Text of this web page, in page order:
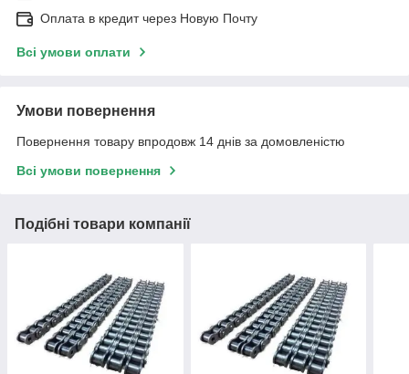
Оплата в кредит через Новую Почту
Всі умови оплати
Умови повернення
Повернення товару впродовж 14 днів за домовленістю
Всі умови повернення
Подібні товари компанії